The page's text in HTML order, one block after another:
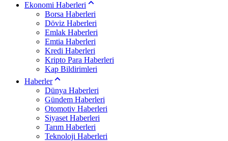
Ekonomi Haberleri
Borsa Haberleri
Döviz Haberleri
Emlak Haberleri
Emtia Haberleri
Kredi Haberleri
Kripto Para Haberleri
Kap Bildirimleri
Haberler
Dünya Haberleri
Gündem Haberleri
Otomotiv Haberleri
Siyaset Haberleri
Tarım Haberleri
Teknoloji Haberleri